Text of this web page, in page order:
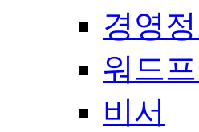
경영
워드
비서